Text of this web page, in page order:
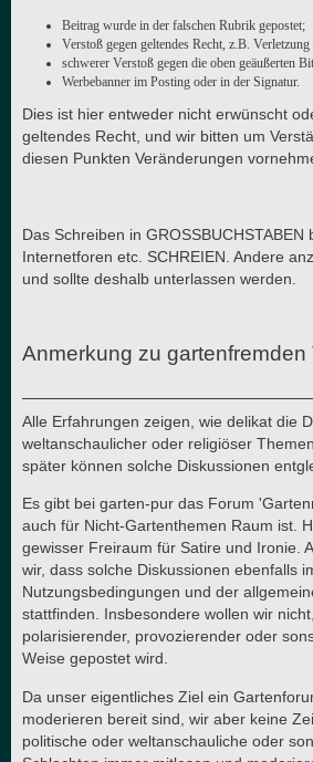
Beitrag wurde in der falschen Rubrik gepostet;
Verstoß gegen geltendes Recht, z.B.
schwerer Verstoß gegen die oben geäußerten
Werbebanner im Posting oder in der Signatur.
Dies ist hier entweder nicht erwünscht
geltendes Recht, und wir bitten um
diesen Punkten Veränderungen
Das Schreiben in GROSSBUCHSTABEN
Internetforen etc. SCHREIEN. Andere
und sollte deshalb unterlassen werden.
Anmerkung zu gartenfremden
Alle Erfahrungen zeigen, wie delikat die
weltanschaulicher oder religiöser
später können solche Diskussionen
Es gibt bei garten-pur das Forum
auch für Nicht-Gartenthemen Raum ist.
gewisser Freiraum für Satire und Ironie.
wir, dass solche Diskussionen ebenfalls
Nutzungsbedingungen und der
stattfinden. Insbesondere wollen wir
polarisierender, provozierender oder
Weise gepostet wird.
Da unser eigentliches Ziel ein
moderieren bereit sind, wir aber keine
politische oder weltanschauliche oder